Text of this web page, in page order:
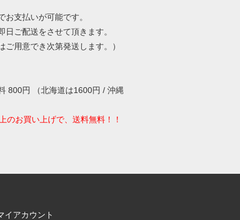
お支払いが可能です。
日ご配送をさせて頂きます。
ご用意でき次第発送します。）
800円 （北海道は1600円 / 沖縄
のお買い上げで、送料無料！！
イアカウント